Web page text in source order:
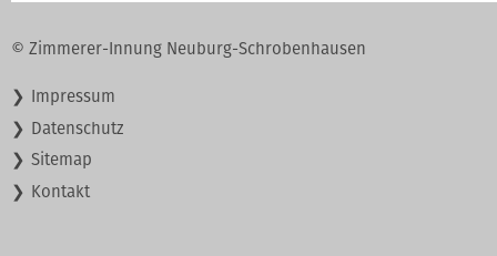
© Zimmerer-Innung Neuburg-Schrobenhausen
Navigation
Impressum
Datenschutz
Sitemap
Kontakt